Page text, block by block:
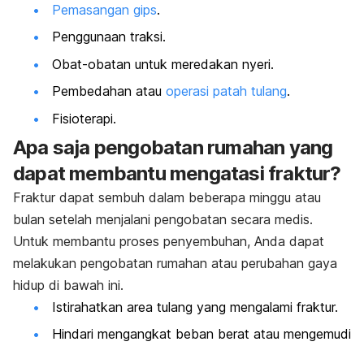
Pemasangan gips.
Penggunaan traksi.
Obat-obatan untuk meredakan nyeri.
Pembedahan atau operasi patah tulang.
Fisioterapi.
Apa saja pengobatan rumahan yang
dapat membantu mengatasi fraktur?
Fraktur dapat sembuh dalam beberapa minggu atau
bulan setelah menjalani pengobatan secara medis.
Untuk membantu proses penyembuhan, Anda dapat
melakukan pengobatan rumahan atau perubahan gaya
hidup di bawah ini.
Istirahatkan area tulang yang mengalami fraktur.
Hindari mengangkat beban berat atau mengemudi